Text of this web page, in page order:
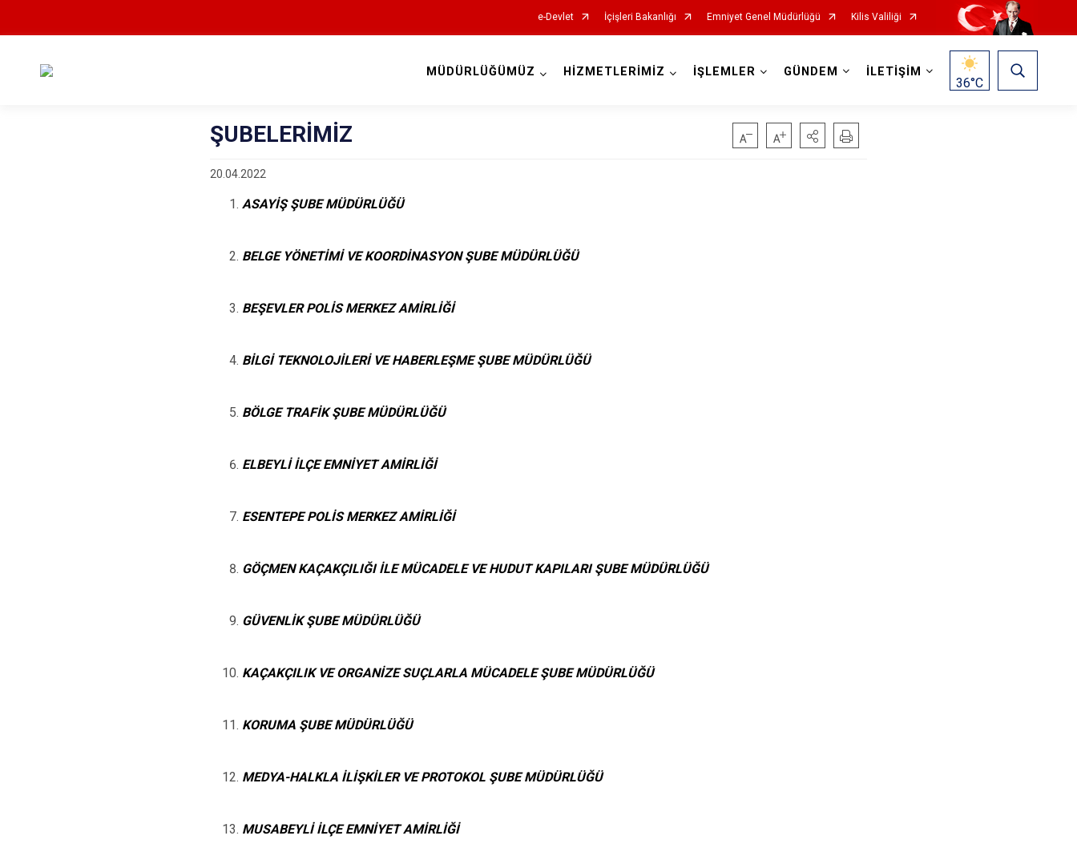
e-Devlet İçişleri Bakanlığı Emniyet Genel Müdürlüğü Kilis Valiliği
MÜDÜRLÜĞÜMÜZ HİZMETLERİMİZ İŞLEMLER GÜNDEM İLETİŞİM
36°C
ŞUBELERİMİZ
20.04.2022
ASAYİŞ ŞUBE MÜDÜRLÜĞÜ
BELGE YÖNETİMİ VE KOORDİNASYON ŞUBE MÜDÜRLÜĞÜ
BEŞEVLER POLİS MERKEZ AMİRLİĞİ
BİLGİ TEKNOLOJİLERİ VE HABERLEŞME ŞUBE MÜDÜRLÜĞÜ
BÖLGE TRAFİK ŞUBE MÜDÜRLÜĞÜ
ELBEYLİ İLÇE EMNİYET AMİRLİĞİ
ESENTEPE POLİS MERKEZ AMİRLİĞİ
GÖÇMEN KAÇAKÇILIĞI İLE MÜCADELE VE HUDUT KAPILARI ŞUBE MÜDÜRLÜĞÜ
GÜVENLİK ŞUBE MÜDÜRLÜĞÜ
KAÇAKÇILIK VE ORGANİZE SUÇLARLA MÜCADELE ŞUBE MÜDÜRLÜĞÜ
KORUMA ŞUBE MÜDÜRLÜĞÜ
MEDYA-HALKLA İLİŞKİLER VE PROTOKOL ŞUBE MÜDÜRLÜĞÜ
MUSABEYLİ İLÇE EMNİYET AMİRLİĞİ